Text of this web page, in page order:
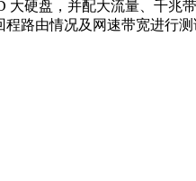
大硬盘，并配大流量、千兆
程路由情况及网速带宽进行